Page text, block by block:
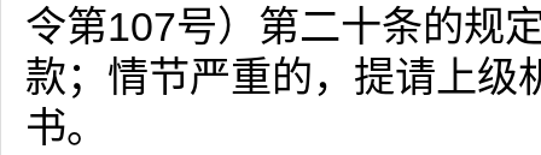
令第107号）第二十条的规
款；情节严重的，提请上级
书。